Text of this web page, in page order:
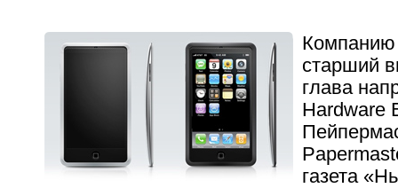
Компанию
старший
глава
Hardware
газета